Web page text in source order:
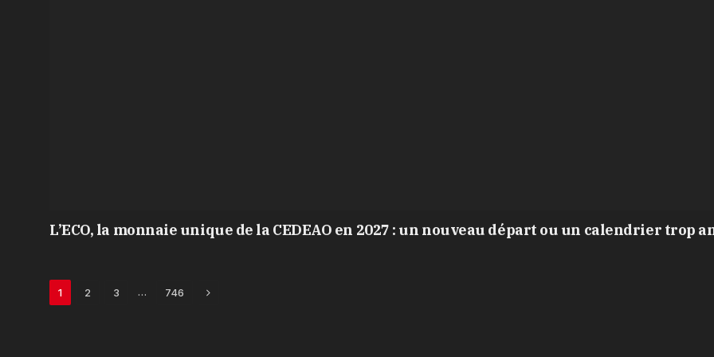
L’ECO, la monnaie unique de la CEDEAO en 2027 : un nouveau départ ou un calendrier trop
1 2 3 … 746 Next